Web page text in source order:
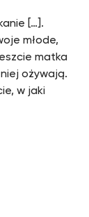
[…].
młode,
matka
ożywają.
w jaki